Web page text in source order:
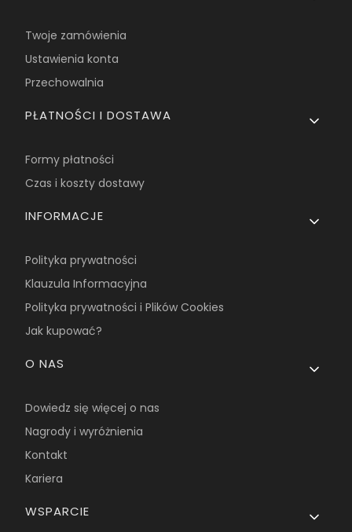
Twoje zamówienia
Ustawienia konta
Przechowalnia
PŁATNOŚCI I DOSTAWA
Formy płatności
Czas i koszty dostawy
INFORMACJE
Polityka prywatności
Klauzula Informacyjna
Polityka prywatności i Plików Cookies
Jak kupować?
O NAS
Dowiedz się więcej o nas
Nagrody i wyróżnienia
Kontakt
Kariera
WSPARCIE